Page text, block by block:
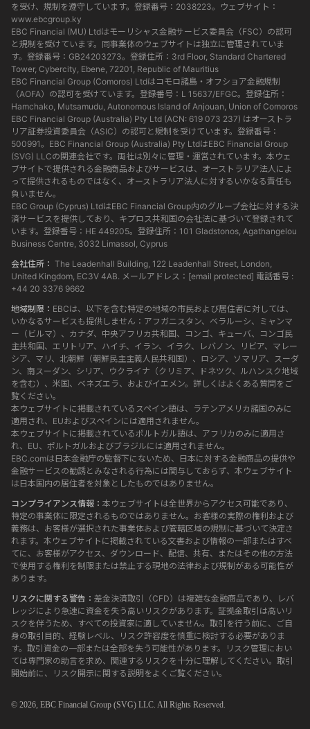
を受け、規制を遵守しています。登録番号：2038223。ウェブサイト：
www.ebcgroup.ky
EBC Financial (MU) Ltdはモーリシャス金融サービス委員会（FSC）の認可
と規制を受けています。同事業体のウェブサイトは独立に管理されていま
す。登録番号：GB24203273。登録住所：3rd Floor, Standard Chartered
Tower, Cybercity, Ebene, 72201, Republic of Mauritius
EBC Financial Group (Comoros) Ltdはコモロ諸島・オフショア金融規制
（AOFA）の認可を受けています。登録番号：L 15637/EFGC。登録住所：
Hamchako, Mutsamudu, Autonomous Island of Anjouan, Union of Comoros
EBC Financial Group (Australia) Pty Ltd (ACN: 619 073 237) はオーストラ
リア証券投資委員会（ASIC）の認可と規制を受けています。登録番号：
500991。EBC Financial Group (Australia) Pty LtdはEBC Financial Group
(SVG) LLCの関連会社です。両社は別々に管理・運営されています。本ウェ
ブサイトで提供される金融商品およびサービスは、オーストラリア法人によ
って提供されるものではなく、オーストラリア法人に対するいかなる責任も
負いません。
EBC Group (Cyprus) LtdはEBC Financial Group内のグループ会社に対する決
済サービスを提供しており、キプロス共和国の会社法に基づいて登録されて
います。登録番号：HE 449205。登録住所：101 Gladstonos, Agathangelou
Business Centre, 3032 Limassol, Cyprus
会社住所： The Leadenhall Building, 122 Leadenhall Street, London,
United Kingdom, EC3V 4AB. メールアドレス： [email protected] 電話番号 :
+44 20 3376 9662
地域制限： EBCは、以下を含む特定の地域の市民および居住者に対しては、
いかなるサービスも提供しません：アフガニスタン、ベラルーシ、ミャンマ
ー（ビルマ）、カナダ、中央アフリカ共和国、コンゴ、キューバ、コンゴ民
主共和国、エリトリア、ハイチ、イラン、イラク、レバノン、リビア、マレー
シア、マリ、北朝鮮（朝鮮民主主義人民共和国）、ロシア、ソマリア、スーダ
ン、南スーダン、シリア、ウクライナ（クリミア、ドネツク、ルハンスク地域
を含む）、米国、ベネズエラ、およびイエメン。詳しくはよくある質問をご
覧ください。
本ウェブサイトに掲載されているスペイン語は、ラテンアメリカ諸国のみに
適用され、EUおよびスペインには適用されません。
本ウェブサイトに掲載されているポルトガル語は、アフリカのみに適用さ
れ、EU、ポルトガルおよびブラジルには適用されません。
EBC.comは日本金融庁の監督下にないため、日本に対する金融商品の提供や
金融サービスの勧誘とみなされる行為には関与しておらず、本ウェブサイト
は日本国内の居住者を対象としたものではありません。
コンプライアンス情報： 本ウェブサイトは全世界からアクセス可能であり、
特定の事業体に限定されるものではありません。お客様の実際の権利および
義務は、お客様が選択された事業体および管轄区域の規制に基づいて決定さ
れます。本ウェブサイトに掲載されている文書および情報の一部またはすべ
てに、お客様がアクセス、ダウンロード、配信、共有、またはその他の方法
で使用する権利を制限または禁止する現地の法律および規制がある可能性が
あります。
リスクに関する警告： 差金決済取引（CFD）は複雑な金融商品であり、レバ
レッジにより急速に資金を失う高いリスクがあります。証拠金取引は高いリ
スクを伴うため、すべての投資家に適していません。取引を行う前に、ご自
身の取引目的、経験レベル、リスク許容度を慎重に検討する必要がありま
す。取引資金の一部または全部を失う可能性があります。リスク管理におい
ては専門家の助言を求め、関連するリスクを十分に理解してください。取引
開始前に、リスク開示に関する説明をよくご覧ください。
© 2026, EBC Financial Group (SVG) LLC. All Rights Reserved.